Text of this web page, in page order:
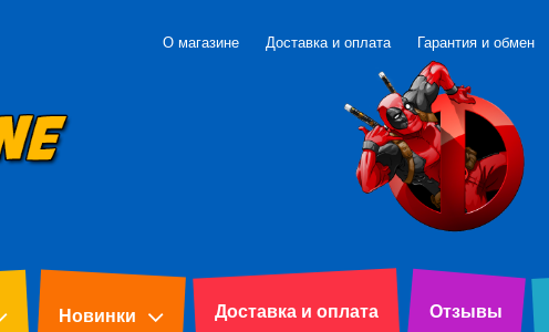
О магазине Доставка и оплата Гарантия и обмен
Новинки Доставка и оплата Отзывы